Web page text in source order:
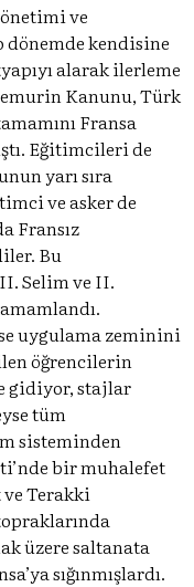
ve
kendisine
alarak ilerleme
Kanunu, Türk
Fransa
Eğitimcileri de
yarı sıra
ve asker de
Fransız
Bu
Selim ve II.
uygulama zeminini
öğrencilerin
gidiyor, stajlar
tüm
sisteminden
bir muhalefet
Terakki
üzere saltanata
sığınmışlardı.